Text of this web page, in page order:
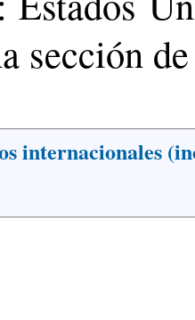
sección
internacionales